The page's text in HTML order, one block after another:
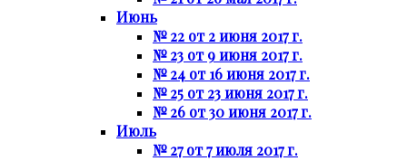
Июнь
№ 22 от 2 июня 2017 г.
№ 23 от 9 июня 2017 г.
№ 24 от 16 июня 2017 г.
№ 25 от 23 июня 2017 г.
№ 26 от 30 июня 2017 г.
Июль
№ 27 от 7 июля 2017 г.